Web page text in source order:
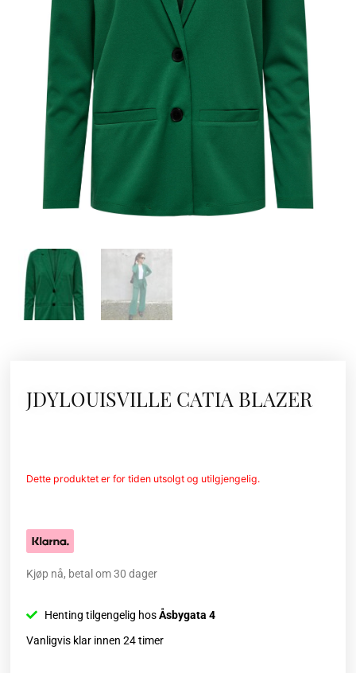
JDYLOUISVILLE CATIA BLAZER
Dette produktet er for tiden utsolgt og utilgjengelig.
Kjøp nå, betal om 30 dager
Henting tilgengelig hosÅsbygata 4
Vanligvis klar innen 24 timer